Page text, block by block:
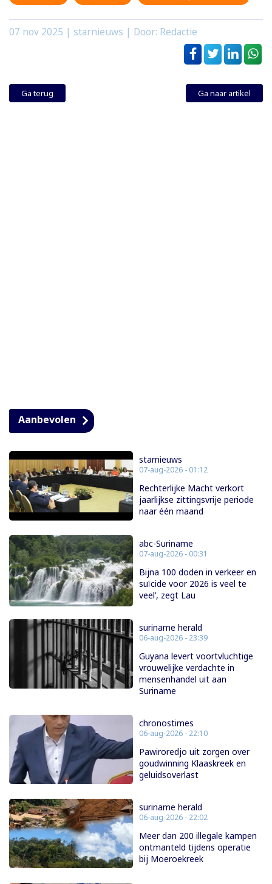
07 nov 2025 | starnieuws | Door: Redactie
Ga terug Ga naar artikel
Aanbevolen
starnieuws
07-aug-2026 - 01:12
Rechterlijke Macht verkort
jaarlijkse zittingsvrije periode
naar één maand
abc-Suriname
07-aug-2026 - 00:31
Bijna 100 doden in verkeer en
suïcide voor 2026 is veel te
veel’, zegt Lau
suriname herald
06-aug-2026 - 23:39
Guyana levert voortvluchtige
vrouwelijke verdachte in
mensenhandel uit aan
Suriname
chronostimes
06-aug-2026 - 22:10
Pawiroredjo uit zorgen over
goudwinning Klaaskreek en
geluidsoverlast
suriname herald
06-aug-2026 - 22:02
Meer dan 200 illegale kampen
ontmanteld tijdens operatie
bij Moeroekreek